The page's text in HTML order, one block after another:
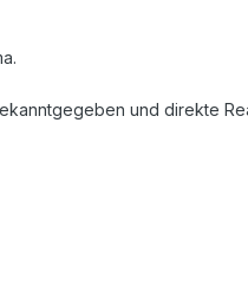
und direkte